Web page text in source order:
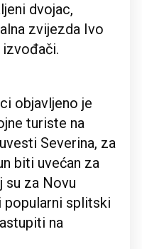
dvojac,
zvijezda Ivo
objavljeno je
turiste na
Severina, za
biti uvećan za
su za Novu
popularni splitski
na